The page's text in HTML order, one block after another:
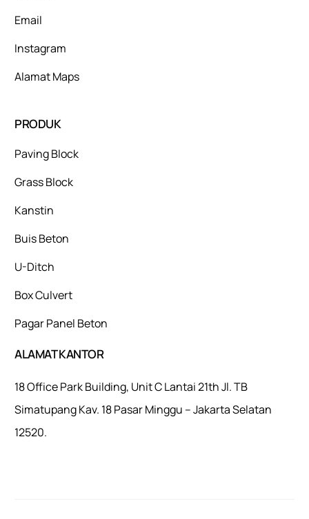
Email
Instagram
Alamat Maps
PRODUK
Paving Block
Grass Block
Kanstin
Buis Beton
U-Ditch
Box Culvert
Pagar Panel Beton
ALAMAT KANTOR
18 Office Park Building, Unit C Lantai 21th Jl. TB
Simatupang Kav. 18 Pasar Minggu – Jakarta Selatan
12520.